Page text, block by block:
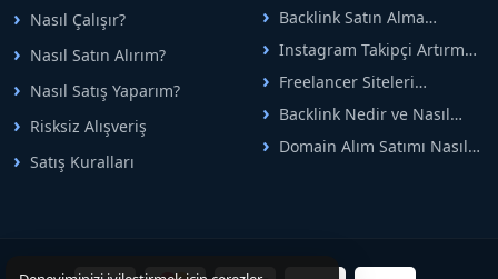
ticaretin güvenli
adreslerinden birisidir.
Nasıl Çalışır?
Nasıl Satın Alırım?
Nasıl Satış Yaparım?
Risksiz Alışveriş
Satış Kuralları
Backlink Satın Alma
Rehberi: Güvenli SEO İçin
Doğru Adımlar
Instagram Takipçi Artırma
Yöntemleri: Organik Büyüme
Rehberi
Freelancer Siteleri
Arasında Doğru Seçim Nasıl
Yapılır
Backlink Nedir ve Nasıl
Alınır? Etkili Yöntemler
Domain Alım Satımı Nasıl